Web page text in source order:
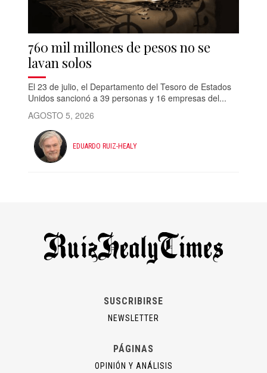
760 mil millones de pesos no se
lavan solos
El 23 de julio, el Departamento del Tesoro de Estados
Unidos sancionó a 39 personas y 16 empresas del...
AGOSTO 5, 2026
EDUARDO RUIZ-HEALY
SUSCRIBIRSE
NEWSLETTER
PÁGINAS
OPINIÓN Y ANÁLISIS